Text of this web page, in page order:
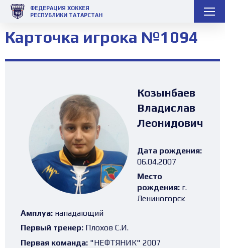
ФЕДЕРАЦИЯ ХОККЕЯ
РЕСПУБЛИКИ ТАТАРСТАН
Карточка игрока №1094
Козынбаев
Владислав
Леонидович
Дата рождения:
06.04.2007
Место
рождения: г.
Лениногорск
Амплуа: нападающий
Первый тренер: Плохов С.И.
Первая команда: "НЕФТЯНИК" 2007